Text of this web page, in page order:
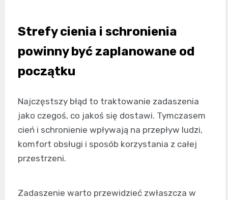
Strefy cienia i schronienia
powinny być zaplanowane od
początku
Najczęstszy błąd to traktowanie zadaszenia
jako czegoś, co jakoś się dostawi. Tymczasem
cień i schronienie wpływają na przepływ ludzi,
komfort obsługi i sposób korzystania z całej
przestrzeni.
Zadaszenie warto przewidzieć zwłaszcza w